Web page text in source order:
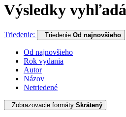
Výsledky
Triedenie: Triedenie Od najnovšieho
Od najnovšieho
Rok vydania
Autor
Názov
Netriedené
Zobrazovacie formáty Skrátený